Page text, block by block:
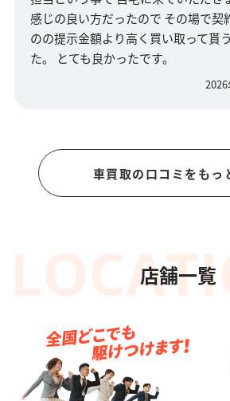
感じの良い方だったので その場で契
のの提示金額より高く買い取って貰
た。 とても良かったです。
車買取の口コミをもっ
店舗一覧